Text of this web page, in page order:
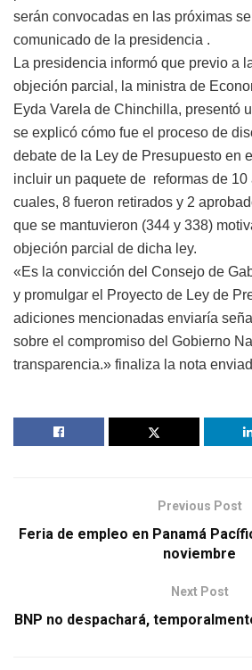
serán convocadas en las próximas
comunicado de la presidencia .
La presidencia informó que previo a
objeción parcial, la ministra de
Eyda Varela de Chinchilla, presentó
se explicó cómo fue el proceso de
debate de la Ley de Presupuesto en
incluir un paquete de reformas de 10
cuales, 8 fueron retirados y 2
que se mantuvieron (344 y 338)
objeción parcial de dicha ley.
«Es la convicción del Consejo de
y promulgar el Proyecto de Ley de
adiciones mencionadas enviaría
sobre el compromiso del Gobierno
transparencia.» finaliza la nota
Previous Post
Feria de empleo en Panamá
noviembre
Next Post
BNP no despachará,